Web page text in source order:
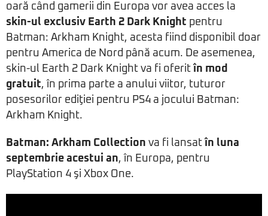
oară când gamerii din Europa vor avea acces la
skin-ul exclusiv Earth 2 Dark Knight pentru
Batman: Arkham Knight, acesta fiind disponibil doar
pentru America de Nord până acum. De asemenea,
skin-ul Earth 2 Dark Knight va fi oferit în mod
gratuit, în prima parte a anului viitor, tuturor
posesorilor ediţiei pentru PS4 a jocului Batman:
Arkham Knight.
Batman: Arkham Collection va fi lansat în luna
septembrie acestui an, în Europa, pentru
PlayStation 4 şi Xbox One.